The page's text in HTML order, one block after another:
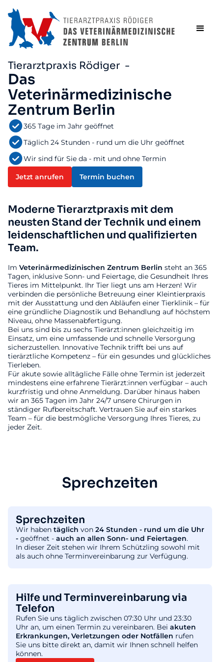
Tierarztpraxis Rödiger -
Das
Veterinärmedizinische
Zentrum Berlin
365 Tage im Jahr geöffnet
Täglich 24 Stunden - rund um die Uhr geöffnet
Wir sind für Sie da - mit und ohne Termin
Jetzt anrufen Termin buchen
Moderne Tierarztpraxis mit dem
neusten Stand der Technik und einem
leidenschaftlichen und qualifizierten
Team.
Im Veterinärmedizinischen Zentrum Berlin steht an 365
Tagen, inklusive Sonn- und Feiertage, die Gesundheit Ihres
Tieres im Mittelpunkt. Ihr Tier liegt uns am Herzen! Wir
verbinden die persönliche Betreuung einer Kleintierpraxis
mit der Ausstattung und den Abläufen einer Tierklinik – für
eine gründliche Diagnostik und Behandlung auf höchstem
Niveau, ohne Massenabfertigung.
Bei uns sind bis zu sechs Tierärzt:innen gleichzeitig im
Einsatz, um eine umfassende und schnelle Versorgung
sicherzustellen. Innovative Technik trifft bei uns auf
tierärztliche Kompetenz – für ein gesundes und glückliches
Tierleben.
Für akute sowie alltägliche Fälle ohne Termin ist jederzeit
mindestens eine erfahrene Tierärzt:innen verfügbar – auch
kurzfristig und ohne Anmeldung. Darüber hinaus haben
wir an 365 Tagen im Jahr 24/7 unsere Chirurgen in
ständiger Rufbereitschaft. Vertrauen Sie auf ein starkes
Team – für die bestmögliche Versorgung Ihres Tieres, zu
jeder Zeit.
Sprechzeiten
Sprechzeiten
Wir haben täglich von 24 Stunden - rund um die Uhr
- geöffnet - auch an allen Sonn- und Feiertagen.
In dieser Zeit stehen wir Ihrem Schützling sowohl mit
als auch ohne Terminvereinbarung zur Verfügung.
Hilfe und Terminvereinbarung via
Telefon
Rufen Sie uns täglich zwischen 07:30 Uhr und 23:30
Uhr an, um einen Termin zu vereinbaren. Bei akuten
Erkrankungen, Verletzungen oder Notfällen rufen
Sie uns bitte direkt an, damit wir Ihnen schnell helfen
können.